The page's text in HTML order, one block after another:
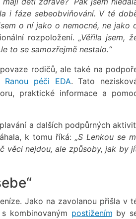
i fáze sebeobviňování. V té
o ní jako o nemocné, ne jako
rozpoložení.„Věřila jsem,
to se samozřejmě nestalo.“
rodičů, ale také na
Ranou péči EDA. Tato
praktické informace a
a dalších podpůrných
k tomu říká:„S Lenkou se
věci nejdou, ale způsoby, jak by
Jako na zavolanou přišla v
kombinovaným postižením by